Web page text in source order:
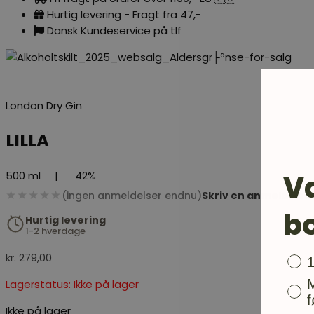
Hurtig levering - Fragt fra 47,-
Dansk Kundeservice på tlf
London Dry Gin
LILLA
500 ml | 42%
★★★★★ (ingen anmeldelser endnu)Skriv en anmeldelse
Hurtig levering
1-2 hverdage
kr. 279,00
Lagerstatus: Ikke på lager
Ikke på lager